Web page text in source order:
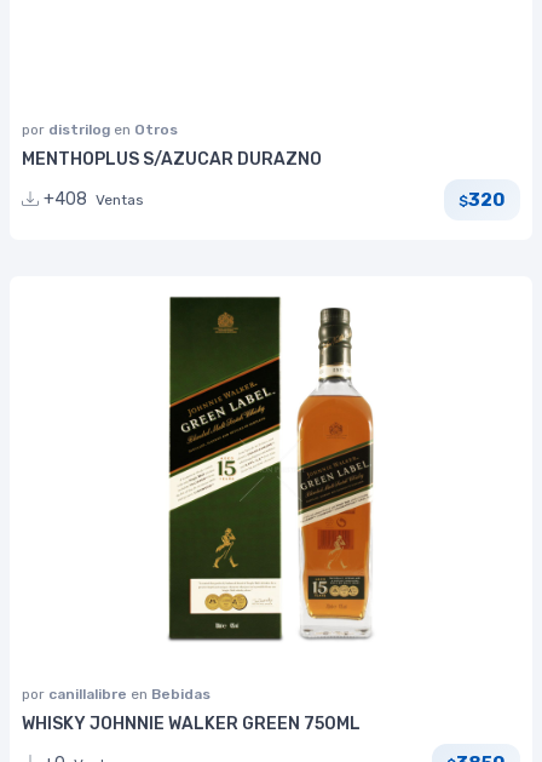
por distrilog en Otros
MENTHOPLUS S/AZUCAR DURAZNO
+408 Ventas $320
por canillalibre en Bebidas
WHISKY JOHNNIE WALKER GREEN 750ML